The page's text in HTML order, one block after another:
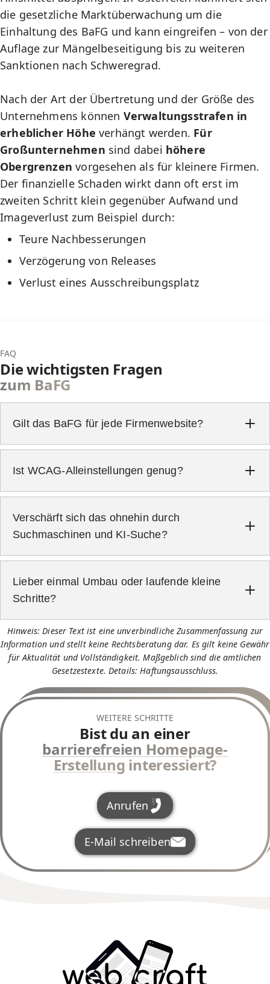
die gesetzliche Marktüberwachung um die
Einhaltung des BaFG und kann eingreifen – von der
Auflage zur Mängelbeseitigung bis zu weiteren
Sanktionen nach Schweregrad.
Nach der Art der Übertretung und der Größe des
Unternehmens können Verwaltungsstrafen in
erheblicher Höhe verhängt werden. Für
Großunternehmen sind dabei höhere
Obergrenzen vorgesehen als für kleinere Firmen.
Der finanzielle Schaden wirkt dann oft erst im
zweiten Schritt klein gegenüber Aufwand und
Imageverlust zum Beispiel durch:
Teure Nachbesserungen
Verzögerung von Releases
Verlust eines Ausschreibungsplatz
FAQ
Die wichtigsten Fragen
zum BaFG
Gilt das BaFG für jede Firmenwebsite?
WebShops
Ist WCAG-Alleinstellungen genug?
Web Content
Accessibility Guidelines
Verschärft sich das ohnehin durch
Suchmaschinen und KI-Suche?
Lieber einmal Umbau oder laufende kleine
Schritte?
Zuerst Kernflüsse und Formulare
Dann Medien und Seiten mit
umfangreichen Themeninhalten
Hinweis: Dieser Text ist eine unverbindliche Zusammenfassung zur
Information und stellt keine Rechtsberatung dar. Es gilt keine Gewähr
für Aktualität und Vollständigkeit. Maßgeblich sind die amtlichen
Gesetzestexte. Details:Haftungsausschluss.
WEITERE SCHRITTE
Bist du an einer
barrierefreien Homepage-
Erstellung interessiert?
Anrufen
E-Mail schreiben